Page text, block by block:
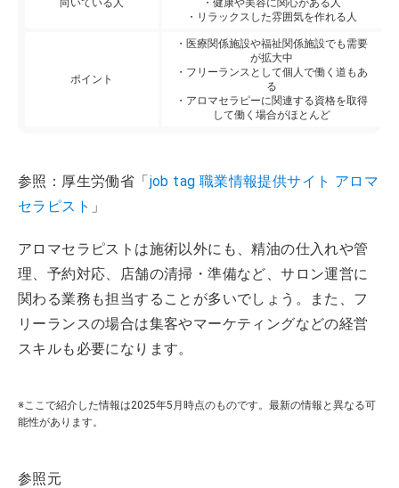
向いている人
・健康や美容に関心がある人
・リラックスした雰囲気を作れる人
ポイント
・医療関係施設や福祉関係施設でも需要
が拡大中
・フリーランスとして個人で働く道もあ
る
・アロマセラピーに関連する資格を取得
して働く場合がほとんど
参照：厚生労働省「job tag 職業情報提供サイト アロマ
セラピスト 」
アロマセラピストは施術以外にも、精油の仕入れや管
理、予約対応、店舗の清掃・準備など、サロン運営に
関わる業務も担当することが多いでしょう。また、フ
リーランスの場合は集客やマーケティングなどの経営
スキルも必要になります。
※ここで紹介した情報は2025年5月時点のものです。最新の情報と異なる可
能性があります。
参照元